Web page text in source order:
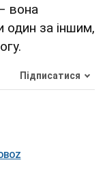
вона
один за іншим,
Підписатися